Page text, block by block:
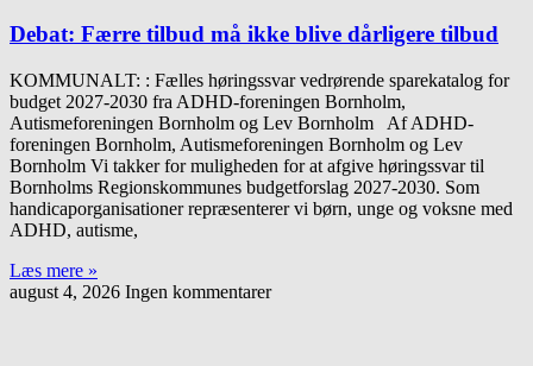
Debat: Færre tilbud må ikke blive dårligere tilbud
KOMMUNALT: : Fælles høringssvar vedrørende sparekatalog for
budget 2027-2030 fra ADHD-foreningen Bornholm,
Autismeforeningen Bornholm og Lev Bornholm Af ADHD-
foreningen Bornholm, Autismeforeningen Bornholm og Lev
Bornholm Vi takker for muligheden for at afgive høringssvar til
Bornholms Regionskommunes budgetforslag 2027-2030. Som
handicaporganisationer repræsenterer vi børn, unge og voksne med
ADHD, autisme,
Læs mere »
august 4, 2026 Ingen kommentarer